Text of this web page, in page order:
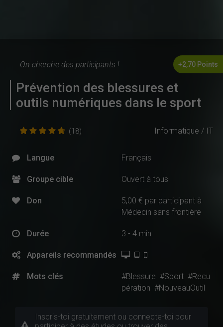
On cherche des participants !
Prévention des blessures et
outils numériques dans le sport
+2,70 Points
(18) Informatique / IT
Langue Français
Groupe cible Ouvert à tous
Don
5,00 € par participant à
Médecin sans frontière
Durée 3 - 4 min
Appareils recommandés
Mots clés #Blessure #Sport #Recu
pération #NouveauOutil
Inscris-toi gratuitement ou connecte-toi pour